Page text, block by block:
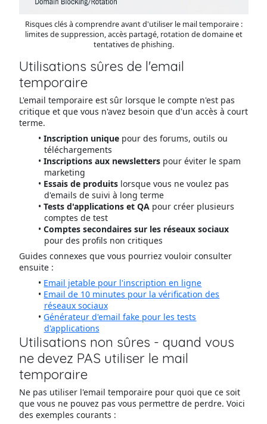
Risques clés à comprendre avant d'utiliser le mail temporaire :
limites de suppression, accès partagé, rotation de domaine et
tentatives de phishing.
Utilisations sûres de l'email
temporaire
L'email temporaire est sûr lorsque le compte n'est pas
critique et que vous n'avez besoin que d'un accès à court
terme.
Inscription unique pour des forums, outils ou
téléchargements
Inscriptions aux newsletters pour éviter le spam
marketing
Essais de produits lorsque vous ne voulez pas
d'emails de suivi à long terme
Tests d'applications et QA pour créer plusieurs
comptes de test
Comptes secondaires sur les réseaux sociaux
pour des profils non critiques
Guides connexes que vous pourriez vouloir consulter
ensuite :
Email jetable pour l'inscription en ligne
Email de 10 minutes pour la vérification des
réseaux sociaux
Générateur d'email fake pour les tests
d'applications
Utilisations non sûres - quand vous
ne devez PAS utiliser le mail
temporaire
Ne pas utiliser l'email temporaire pour quoi que ce soit
que vous ne pouvez pas vous permettre de perdre. Voici
des exemples courants :